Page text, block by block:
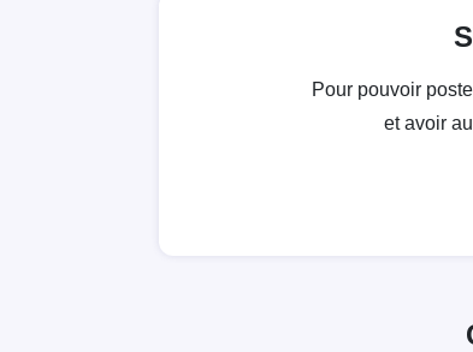
Pour pouvoir
et avoir